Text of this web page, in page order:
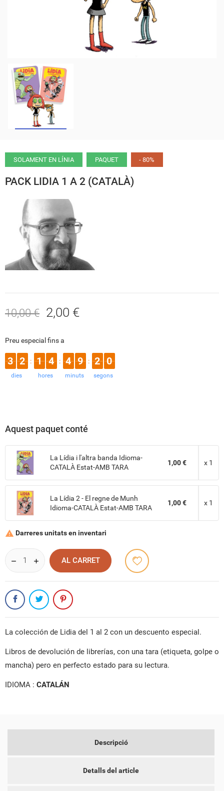
SOLAMENT EN LÍNIA PAQUET - 80%
PACK LIDIA 1 A 2 (CATALÀ)
10,00 € 2,00 €
Preu especial fins a
3 2
dies
: 1 4
hores
: 4 9
minuts
: 2 0
segons
Aquest paquet conté
La Lídia i l'altra banda Idioma-
CATALÀ Estat-AMB TARA
1,00 € x 1
La Lídia 2 - El regne de Munh
Idioma-CATALÀ Estat-AMB TARA
1,00 € x 1
 Darreres unitats en inventari
AL CARRET
La colección de Lidia del 1 al 2 con un descuento especial.
Libros de devolución de librerías, con una tara (etiqueta, golpe o
mancha) pero en perfecto estado para su lectura.
IDIOMA : CATALÁN
Descripció
Detalls del article
LES MEVES LLISTES DE DESITJOS
CREAR UNA LLISTA DE DESITJOS
NOM DE LA LLISTA DE DESITJOS
CONNECTAR-SE
PER A DESAR ELS PRODUCTES A LA VOSTRA LLISTA DE
CANCEL·LAR CONNECTAR-SE